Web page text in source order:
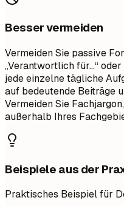
Besser vermeiden
Vermeiden Sie passive
„Verantwortlich für...“
jede einzelne tägliche
auf bedeutende Beiträge
Vermeiden Sie
außerhalb Ihres
Beispiele aus der
Praktisches Beispiel für